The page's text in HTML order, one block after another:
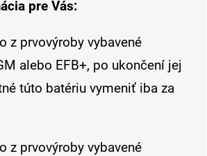
pre Vás:
z prvovýroby vybavené
alebo EFB+, po ukončení jej
túto batériu vymeniť iba za
z prvovýroby vybavené